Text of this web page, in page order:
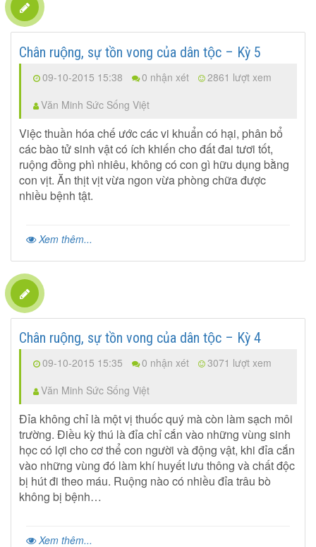
Chân ruộng, sự tồn vong của dân tộc – Kỳ 5
09-10-2015 15:38 0 nhận xét
2861 lượt xem
Văn Minh Sức Sống Việt
Việc thuần hóa chế ước các vi khuẩn có hại, phân bổ
các bào tử sinh vật có ích khiến cho đất đai tươi tốt,
ruộng đồng phì nhiêu, không có con gì hữu dụng bằng
con vịt. Ăn thịt vịt vừa ngon vừa phòng chữa được
nhiều bệnh tật.
Xem thêm...
Chân ruộng, sự tồn vong của dân tộc – Kỳ 4
09-10-2015 15:35 0 nhận xét
3071 lượt xem
Văn Minh Sức Sống Việt
Đỉa không chỉ là một vị thuốc quý mà còn làm sạch môi
trường. Điều kỳ thú là đỉa chỉ cắn vào những vùng sinh
học có lợi cho cơ thể con người và động vật, khi đỉa cắn
vào những vùng đó làm khí huyết lưu thông và chất độc
bị hút đi theo máu. Ruộng nào có nhiều đỉa trâu bò
không bị bệnh…
Xem thêm...